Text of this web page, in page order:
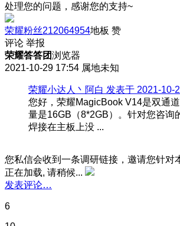
处理您的问题，感谢您的支持~
荣耀粉丝212064954地板 赞
评论 举报
荣耀答答团浏览器
2021-10-29 17:54 属地未知
荣耀小达人丶阿白 发表于 2021-10-
您好，荣耀MagicBook V14是双通
量是16GB（8*2GB）。针对您咨询
焊接在主板上没 ...
您私信会收到一条调研链接，邀请您针对
正在加载, 请稍候...
发表评论…
6